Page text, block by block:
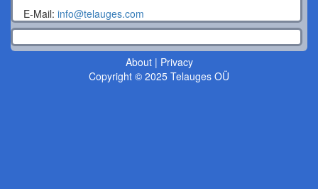
E-Mail: info@telauges.com
About| Privacy
Copyright © 2025 Telauges OÜ